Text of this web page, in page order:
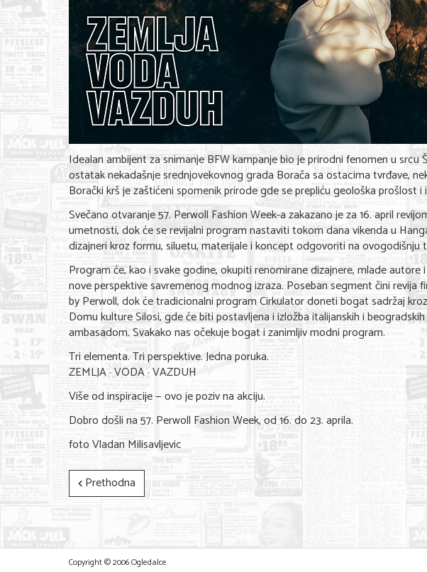
Idealan ambijent za snimanje BFW kampanje bio je prirodni fenomen u srcu
ostatak nekadašnje srednjovekovnog grada Borača sa ostacima tvrđave,
Borački krš je zaštićeni spomenik prirode gde se prepliću geološka prošlost
Svečano otvaranje 57. Perwoll Fashion Week-a zakazano je za 16. april
umetnosti, dok će se revijalni program nastaviti tokom dana vikenda u
dizajneri kroz formu, siluetu, materijale i koncept odgovoriti na ovogodišnju
Program će, kao i svake godine, okupiti renomirane dizajnere, mlade
nove perspektive savremenog modnog izraza. Poseban segment čini revija
by Perwoll, dok će tradicionalni program Cirkulator doneti bogat sadržaj
Domu kulture Silosi, gde će biti postavljena i izložba italijanskih i
ambasadom. Svakako nas očekuje bogat i zanimljiv modni program.
Tri elementa. Tri perspektive. Jedna poruka.
ZEMLJA · VODA · VAZDUH
Više od inspiracije — ovo je poziv na akciju.
Dobro došli na 57. Perwoll Fashion Week, od 16. do 23. aprila.
foto Vladan Milisavljevic
Prethodna
Copyright © 2006 Ogledalce